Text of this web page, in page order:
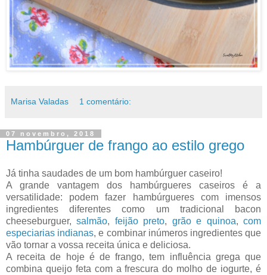
Marisa Valadas 1 comentário:
07 novembro, 2018
Hambúrguer de frango ao estilo grego
Já tinha saudades de um bom hambúrguer caseiro!
A grande vantagem dos hambúrgueres caseiros é a
versatilidade: podem fazer hambúrgueres com imensos
ingredientes diferentes como um tradicional bacon
cheeseburguer,salmão, feijão preto, grão e quinoa,com
especiarias indianas, e combinar inúmeros ingredientes que
vão tornar a vossa receita única e deliciosa.
A receita de hoje é de frango, tem influência grega que
combina queijo feta com a frescura do molho de iogurte, é